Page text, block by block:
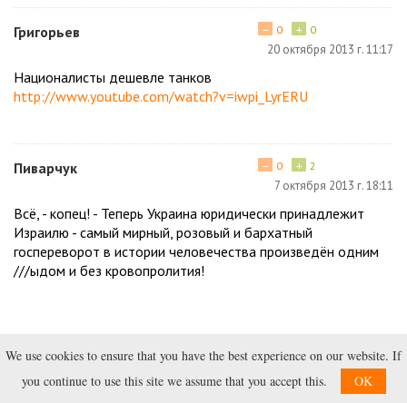
Григорьев + 0
− 0
20 октября 2013 г. 11:17
Националисты дешевле танков
http://www.youtube.com/watch?v=iwpi_LyrERU
Пиварчук + 2
− 0
7 октября 2013 г. 18:11
Всё, - копец! - Теперь Украина юридически принадлежит
Израилю - самый мирный, розовый и бархатный
госпереворот в истории человечества произведён одним
///ыдом и без кровопролития!
первая 3 7 10
We use cookies to ensure that you have the best experience on our website. If
you continue to use this site we assume that you accept this.
OK